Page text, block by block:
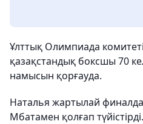
Ұлттық Олимпиада
қазақстандық боксшы 70
намысын қорғауда.
Наталья жартылай
Мбатамен қолғап